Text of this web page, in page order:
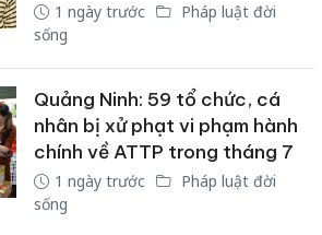
1 ngày trước
Pháp luật đời
sống
Quảng Ninh: 59 tổ chức, cá
nhân bị xử phạt vi phạm hành
chính về ATTP trong tháng 7
1 ngày trước
Pháp luật đời
sống